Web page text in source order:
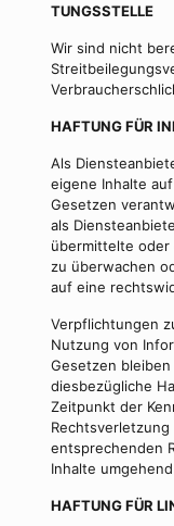
TUNGSSTELLE
Wir sind nicht
HAFTUNG FÜR
Als
eigene Inhalte
Gesetzen
als
übermittelte oder
zu überwachen
auf eine
Verpflichtungen
Nutzung von
Gesetzen
diesbezügliche
Zeitpunkt der
entsprechenden
Inhalte
HAFTUNG FÜR